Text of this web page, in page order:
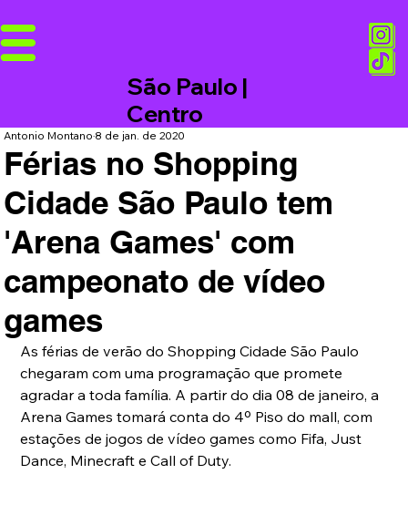
São Paulo |
Centro
Férias no Shopping
Cidade São Paulo tem
'Arena Games' com
campeonato de vídeo
games
Antonio Montano8 de jan. de 2020
As férias de verão do Shopping Cidade São Paulo
chegaram com uma programação que promete
agradar a toda família. A partir do dia 08 de janeiro, a
Arena Games tomará conta do 4º Piso do mall, com
estações de jogos de vídeo games como Fifa, Just
Dance, Minecraft e Call of Duty.